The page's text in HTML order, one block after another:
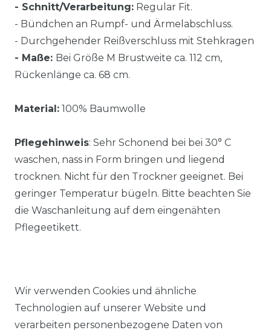
- Schnitt/Verarbeitung: Regular Fit.
- Bündchen an Rumpf- und Ärmelabschluss.
- Durchgehender Reißverschluss mit Stehkragen
- Maße: Bei Größe M Brustweite ca. 112 cm,
Rückenlänge ca. 68 cm.
Material: 100% Baumwolle
Pflegehinweis: Sehr Schonend bei bei 30° C
waschen, nass in Form bringen und liegend
trocknen. Nicht für den Trockner geeignet. Bei
geringer Temperatur bügeln. Bitte beachten Sie
die Waschanleitung auf dem eingenähten
Pflegeetikett.
Ähnlicher Artikel
Wir verwenden Cookies und ähnliche
Technologien auf unserer Website und
verarbeiten personenbezogene Daten von